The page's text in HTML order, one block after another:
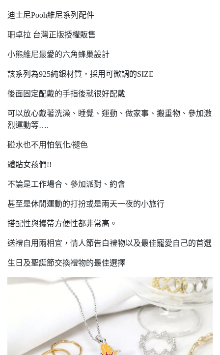
迪士尼Pooh維尼系列配件
珊卓拉 台灣正版授權販售
小熊維尼最愛的六角蜂巢設計
該系列為925純銀材質，採用可微調的SIZE
後面固定配戴的手指後就很好配戴
可以放心戴著洗澡、睡覺、運動、做家事、搬重物、參加激
烈運動等….
碰水也不用怕氧化/褪色
體貼女孩們!!
不論是工作場合、參加派對、約會
甚至是休閒運動的打扮或是兩天一夜的小旅行
搭配性與攜帶方便性都非常高。
送禮自用兩相宜，情人節告白禮物以及最佳寵愛自己的首選
生日及聖誕節交換禮物的最佳選擇